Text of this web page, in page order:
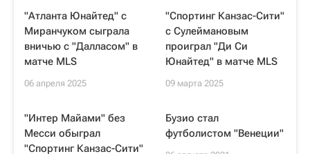
"Атланта Юнайтед" с
Миранчуком сыграла
вничью с "Далласом" в
матче MLS
06 апреля 2025
"Спортинг Канзас-Сити"
с Сулеймановым
проиграл "Ди Си
Юнайтед" в матче MLS
09 марта 2025
"Интер Майами" без
Месси обыграл
"Спортинг Канзас-Сити"
Бузио стал
футболистом "Венеции"